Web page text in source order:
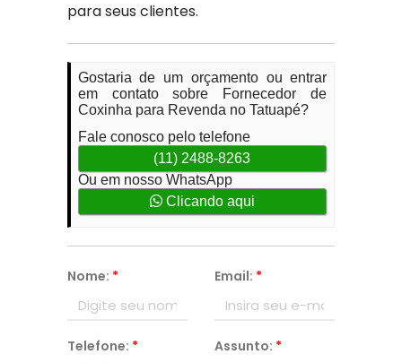
para seus clientes.
Gostaria de um orçamento ou entrar
em contato sobre Fornecedor de
Coxinha para Revenda no Tatuapé?
Fale conosco pelo telefone
(11) 2488-8263
Ou em nosso WhatsApp
Clicando aqui
Nome: * Email: *
Telefone: * Assunto: *